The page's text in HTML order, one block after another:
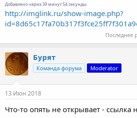
Добавлено через 39 минут 54 секунды
http://imglink.ru/show-image.php?
Последнее
Бурят
Команда форума Moderator
13 Июн 2018
Что-то опять не открывает - ссылка